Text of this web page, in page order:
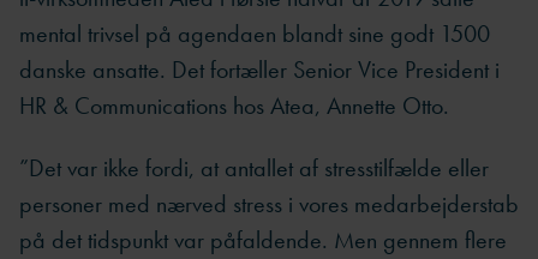
mental trivsel på agendaen blandt sine godt 1500
danske ansatte. Det fortæller Senior Vice President i
HR & Communications hos Atea, Annette Otto.
”Det var ikke fordi, at antallet af stresstilfælde eller
personer med nærved stress i vores medarbejderstab
på det tidspunkt var påfaldende. Men gennem flere